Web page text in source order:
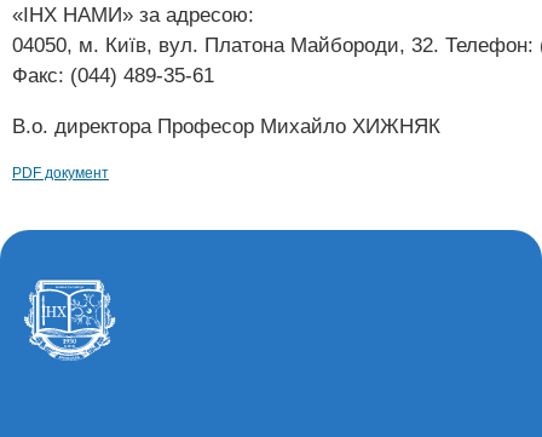
«ІНХ НАМИ» за адресою:
04050, м. Київ, вул. Платона Майбороди, 32. Телефон:
Факс: (044) 489-35-61
В.о. директора Професор Михайло ХИЖНЯК
PDF документ